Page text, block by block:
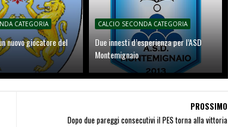
CATEGORIA
nuovo giocatore del
CALCIO SECONDA CATEGORIA
Due innesti d’esperienza per l’ASD
Montemignaio
PROSSIMO
Dopo due pareggi consecutivi il PES torna alla vittoria